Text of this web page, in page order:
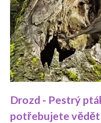
Drozd - Pestrý
potřebujete